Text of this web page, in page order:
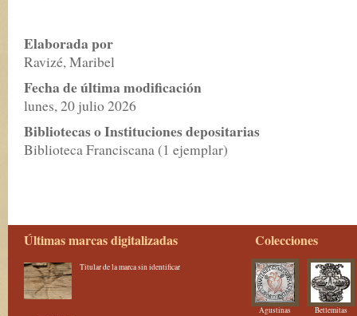
Elaborada por
Ravizé, Maribel
Fecha de última modificación
lunes, 20 julio 2026
Bibliotecas o Instituciones depositarias
Biblioteca Franciscana (1 ejemplar)
Últimas marcas digitalizadas
Titular de la marca sin identificar
Colecciones
Agustinas Betlemitas